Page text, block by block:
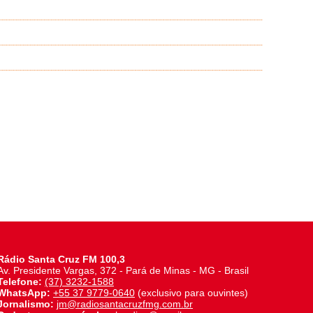
Santa Cruz FM 100,3
Presidente Vargas, 372 - Pará de Minas - MG - Brasil
(37) 3232-1588
+55 37 9779-0640 (exclusivo para ouvintes)
jm@radiosantacruzfmg.com.br